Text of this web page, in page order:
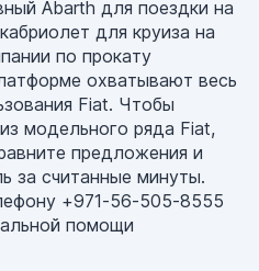
Abarth для поездки на
для круиза на
по прокату
охватывают весь
Fiat. Чтобы
модельного ряда Fiat,
предложения и
за считанные минуты.
+971-56-505-8555
помощи